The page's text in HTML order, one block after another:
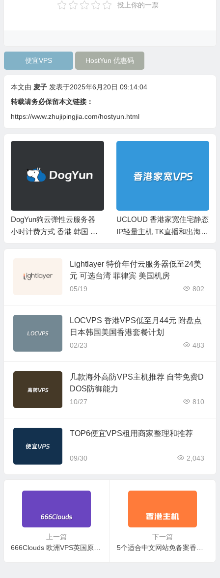
投上你的一票
便宜VPS HostYun 优惠码
本文由 麦子 发表于2025年6月20日 09:14:04
转载请务必保留本文链接：
https://www.zhujipingjia.com/hostyun.html
DogYun狗云弹性云服务器
小时计费方式 香港 韩国 日
UCLOUD 香港家宽住宅静态
IP轻量主机 TK直播和出海
Lightlayer 特价年付云服务器低至24美
元 可选台湾 菲律宾 美国机房
05/19 802
LOCVPS 香港VPS低至月44元 附盘点
日本韩国美国香港套餐计划
02/23 483
几款海外高防VPS主机推荐 自带免费D
DOS防御能力
10/27 810
TOP6便宜VPS租用商家整理和推荐
09/30 2,043
上一篇
666Clouds 欧洲VPS英国原生IP 双ISP家宅网络 支持TikTok
下一篇